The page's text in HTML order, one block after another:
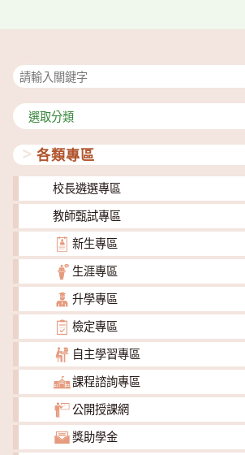
分
類
各類專區
校長遴選專區
教師甄試專區
新生專區
生涯專區
升學專區
檢定專區
自主學習專區
課程諮詢專區
公開授課網
獎助學金